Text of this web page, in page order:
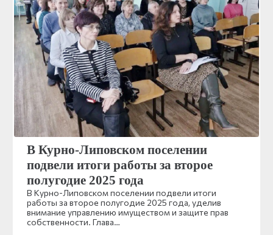
В Курно-Липовском поселении
подвели итоги работы за второе
полугодие 2025 года
В Курно-Липовском поселении подвели итоги
работы за второе полугодие 2025 года, уделив
внимание управлению имуществом и защите прав
собственности. Глава…